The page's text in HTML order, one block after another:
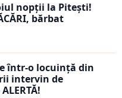
nopții la Pitești!
bărbat
într-o locuință din
intervin de